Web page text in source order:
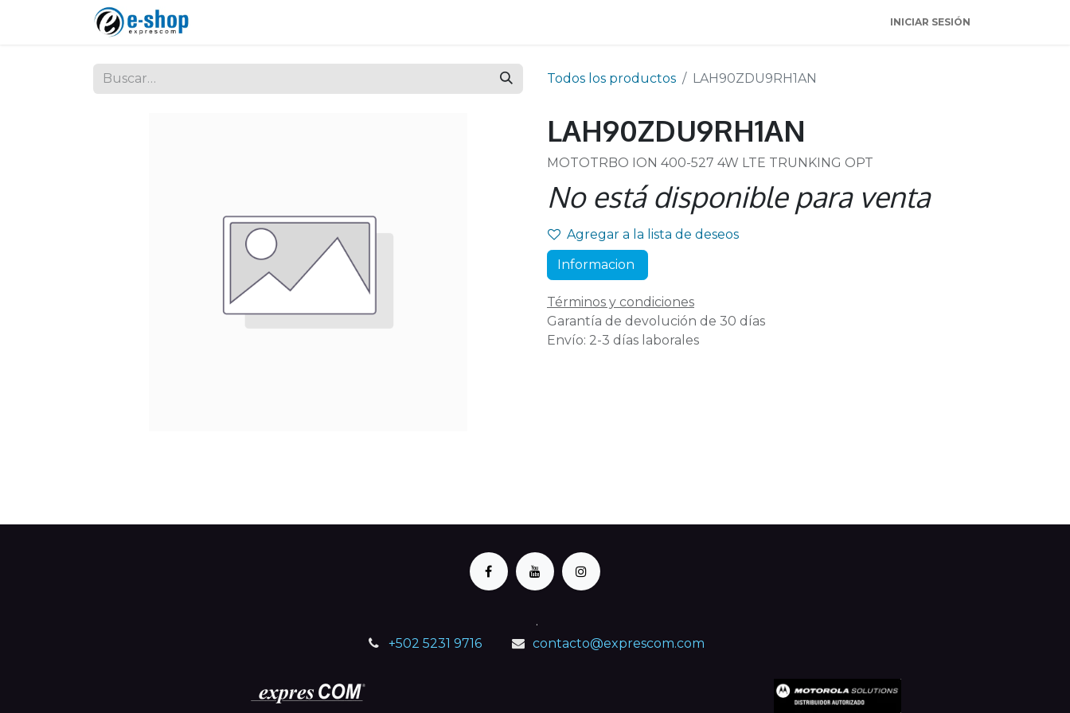
INICIAR SESIÓN
Todos los productos LAH90ZDU9RH1AN
LAH90ZDU9RH1AN
MOTOTRBO ION 400-527 4W LTE TRUNKING OPT
No está disponible para venta
Agregar a la lista de deseos
Informacion
Términos y condiciones
Garantía de devolución de 30 días
Envío: 2-3 días laborales
.
+502 5231 9716
contacto@exprescom.com